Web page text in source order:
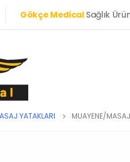
Gökçe MedicalSağlık
YATAKLARI MUAYENE/